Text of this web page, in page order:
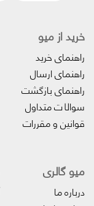
خرید از میو
راهنمای خرید
راهنمای ارسال
راهنمای بازگشت
سوالات متداول
قوانین و مقررات
میو گالری
درباره ما